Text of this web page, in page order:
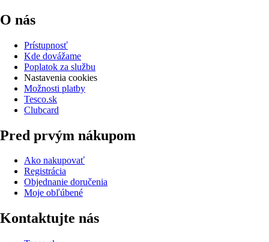
O nás
Prístupnosť
Kde dovážame
Poplatok za službu
Nastavenia cookies
Možnosti platby
Tesco.sk
Clubcard
Pred prvým nákupom
Ako nakupovať
Registrácia
Objednanie doručenia
Moje obľúbené
Kontaktujte nás